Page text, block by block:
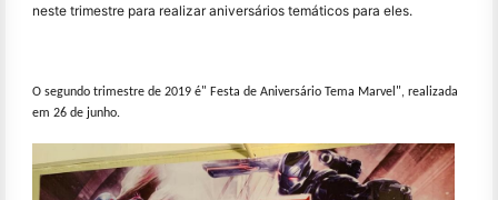
neste trimestre para realizar aniversários temáticos para eles.
O segundo trimestre de 2019 é" Festa de Aniversário Tema Marvel", realizada
em 26 de junho.